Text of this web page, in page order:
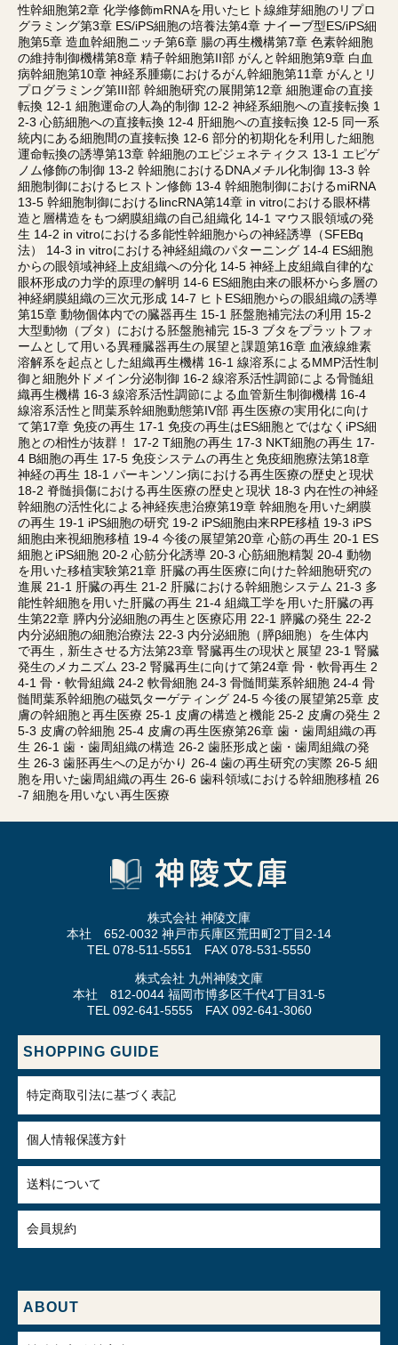
性幹細胞第2章 化学修飾mRNAを用いたヒト線維芽細胞のリプロ
グラミング第3章 ES/iPS細胞の培養法第4章 ナイーブ型ES/iPS細
胞第5章 造血幹細胞ニッチ第6章 腸の再生機構第7章 色素幹細胞
の維持制御機構第8章 精子幹細胞第II部 がんと幹細胞第9章 白血
病幹細胞第10章 神経系腫瘍におけるがん幹細胞第11章 がんとリ
プログラミング第III部 幹細胞研究の展開第12章 細胞運命の直接
転換 12-1 細胞運命の人為的制御 12-2 神経系細胞への直接転換 1
2-3 心筋細胞への直接転換 12-4 肝細胞への直接転換 12-5 同一系
統内にある細胞間の直接転換 12-6 部分的初期化を利用した細胞
運命転換の誘導第13章 幹細胞のエピジェネティクス 13-1 エピゲ
ノム修飾の制御 13-2 幹細胞におけるDNAメチル化制御 13-3 幹
細胞制御におけるヒストン修飾 13-4 幹細胞制御におけるmiRNA
13-5 幹細胞制御におけるlincRNA第14章 in vitroにおける眼杯構
造と層構造をもつ網膜組織の自己組織化 14-1 マウス眼領域の発
生 14-2 in vitroにおける多能性幹細胞からの神経誘導（SFEBq
法） 14-3 in vitroにおける神経組織のパターニング 14-4 ES細胞
からの眼領域神経上皮組織への分化 14-5 神経上皮組織自律的な
眼杯形成の力学的原理の解明 14-6 ES細胞由来の眼杯から多層の
神経網膜組織の三次元形成 14-7 ヒトES細胞からの眼組織の誘導
第15章 動物個体内での臓器再生 15-1 胚盤胞補完法の利用 15-2
大型動物（ブタ）における胚盤胞補完 15-3 ブタをプラットフォ
ームとして用いる異種臓器再生の展望と課題第16章 血液線維素
溶解系を起点とした組織再生機構 16-1 線溶系によるMMP活性制
御と細胞外ドメイン分泌制御 16-2 線溶系活性調節による骨髄組
織再生機構 16-3 線溶系活性調節による血管新生制御機構 16-4
線溶系活性と間葉系幹細胞動態第IV部 再生医療の実用化に向け
て第17章 免疫の再生 17-1 免疫の再生はES細胞とではなくiPS細
胞との相性が抜群！ 17-2 T細胞の再生 17-3 NKT細胞の再生 17-
4 B細胞の再生 17-5 免疫システムの再生と免疫細胞療法第18章
神経の再生 18-1 パーキンソン病における再生医療の歴史と現状
18-2 脊髄損傷における再生医療の歴史と現状 18-3 内在性の神経
幹細胞の活性化による神経疾患治療第19章 幹細胞を用いた網膜
の再生 19-1 iPS細胞の研究 19-2 iPS細胞由来RPE移植 19-3 iPS
細胞由来視細胞移植 19-4 今後の展望第20章 心筋の再生 20-1 ES
細胞とiPS細胞 20-2 心筋分化誘導 20-3 心筋細胞精製 20-4 動物
を用いた移植実験第21章 肝臓の再生医療に向けた幹細胞研究の
進展 21-1 肝臓の再生 21-2 肝臓における幹細胞システム 21-3 多
能性幹細胞を用いた肝臓の再生 21-4 組織工学を用いた肝臓の再
生第22章 膵内分泌細胞の再生と医療応用 22-1 膵臓の発生 22-2
内分泌細胞の細胞治療法 22-3 内分泌細胞（膵β細胞）を生体内
で再生，新生させる方法第23章 腎臓再生の現状と展望 23-1 腎臓
発生のメカニズム 23-2 腎臓再生に向けて第24章 骨・軟骨再生 2
4-1 骨・軟骨組織 24-2 軟骨細胞 24-3 骨髄間葉系幹細胞 24-4 骨
髄間葉系幹細胞の磁気ターゲティング 24-5 今後の展望第25章 皮
膚の幹細胞と再生医療 25-1 皮膚の構造と機能 25-2 皮膚の発生 2
5-3 皮膚の幹細胞 25-4 皮膚の再生医療第26章 歯・歯周組織の再
生 26-1 歯・歯周組織の構造 26-2 歯胚形成と歯・歯周組織の発
生 26-3 歯胚再生への足がかり 26-4 歯の再生研究の実際 26-5 細
胞を用いた歯周組織の再生 26-6 歯科領域における幹細胞移植 26
-7 細胞を用いない再生医療
株式会社 神陵文庫
本社 652-0032 神戸市兵庫区荒田町2丁目2-14
TEL 078-511-5551 FAX 078-531-5550
株式会社 九州神陵文庫
本社 812-0044 福岡市博多区千代4丁目31-5
TEL 092-641-5555 FAX 092-641-3060
SHOPPING GUIDE
特定商取引法に基づく表記
個人情報保護方針
送料について
会員規約
ABOUT